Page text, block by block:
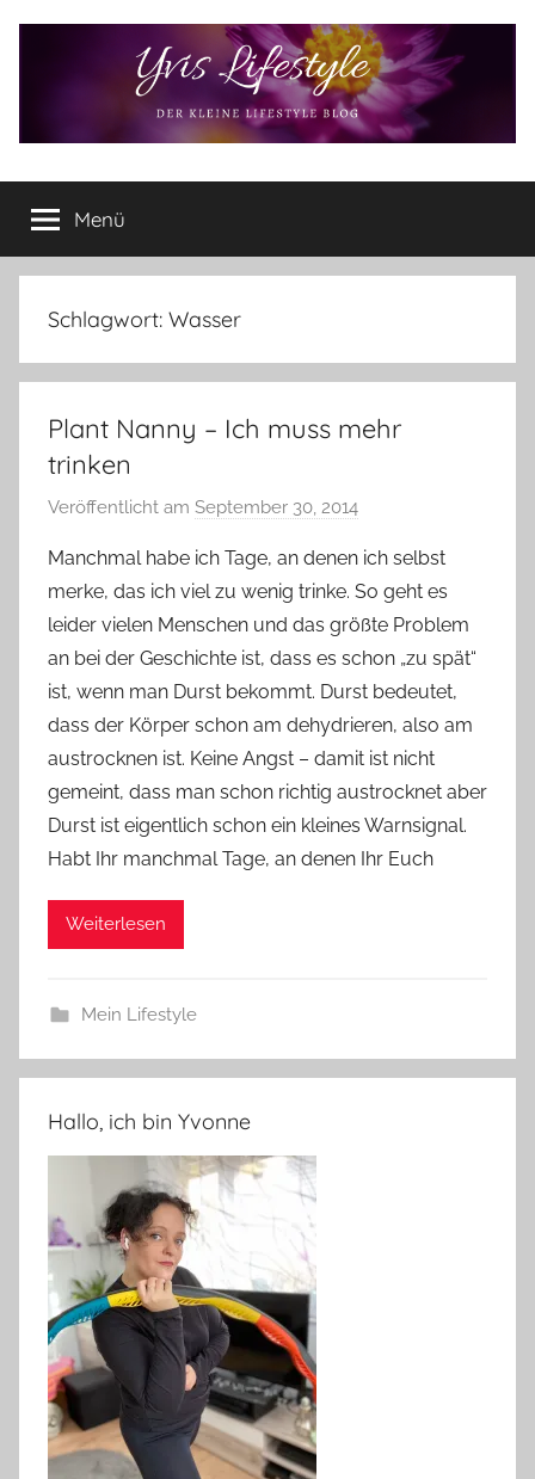
Yvis
Lifestyle
Lifestyle
Blog
–
Lifestyle,
Produkttests
vieles
mehr
Menü
Schlagwort: Wasser
Plant Nanny – Ich muss mehr
trinken
Veröffentlicht am September 30, 2014
n
Y
v
o
n
n
e
Manchmal habe ich Tage, an denen ich selbst
merke, das ich viel zu wenig trinke. So geht es
leider vielen Menschen und das größte Problem
an bei der Geschichte ist, dass es schon „zu spät“
ist, wenn man Durst bekommt. Durst bedeutet,
dass der Körper schon am dehydrieren, also am
austrocknen ist. Keine Angst – damit ist nicht
gemeint, dass man schon richtig austrocknet aber
Durst ist eigentlich schon ein kleines Warnsignal.
Habt Ihr manchmal Tage, an denen Ihr Euch
Weiterlesen
Mein Lifestyle
Hallo, ich bin Yvonne